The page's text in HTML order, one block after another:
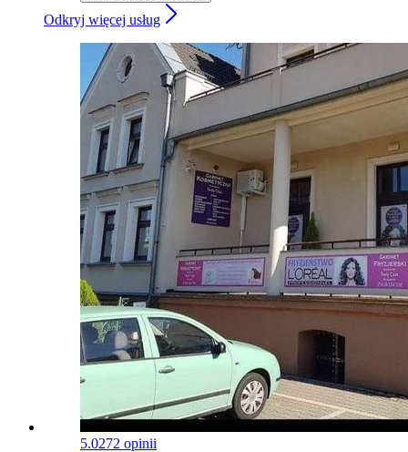
Odkryj więcej usług
5.0272 opinii